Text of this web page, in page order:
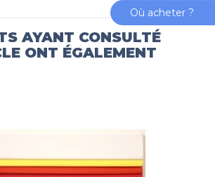
AYANT CONSULTÉ
ONT ÉGALEMENT
Où acheter ?